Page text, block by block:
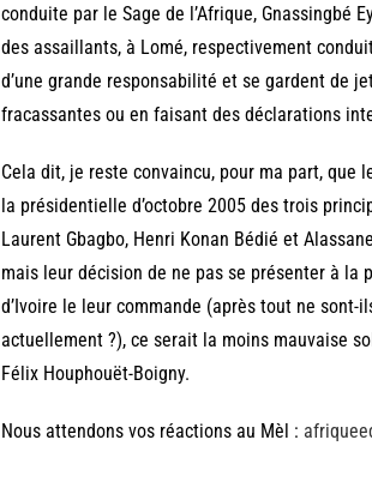
conduite par le Sage de l’Afrique, Gnassingbé
des assaillants, à Lomé, respectivement
d’une grande responsabilité et se gardent de
fracassantes ou en faisant des déclarations
Cela dit, je reste convaincu, pour ma part,
la présidentielle d’octobre 2005 des trois
Laurent Gbagbo, Henri Konan Bédié et
mais leur décision de ne pas se présenter à la
d’Ivoire le leur commande (après tout ne
actuellement ?), ce serait la moins mauvaise
Félix Houphouët-Boigny.
Nous attendons vos réactions au Mèl :